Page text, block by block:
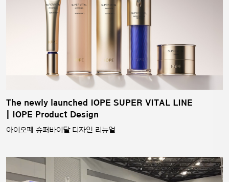
The newly launched IOPE SUPER VITAL LINE
| IOPE Product Design
아이오페 슈퍼바이탈 디자인 리뉴얼